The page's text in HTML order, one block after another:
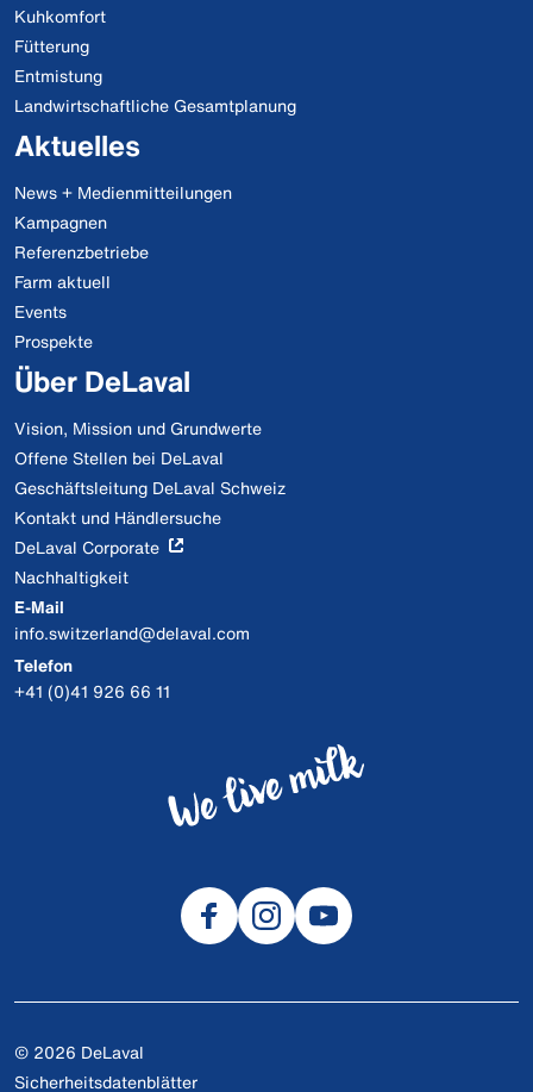
Kuhkomfort
Fütterung
Entmistung
Landwirtschaftliche Gesamtplanung
Aktuelles
News + Medienmitteilungen
Kampagnen
Referenzbetriebe
Farm aktuell
Events
Prospekte
Über DeLaval
Vision, Mission und Grundwerte
Offene Stellen bei DeLaval
Geschäftsleitung DeLaval Schweiz
Kontakt und Händlersuche
DeLaval Corporate
Nachhaltigkeit
E-Mail
info.switzerland@delaval.com
Telefon
+41 (0)41 926 66 11
© 2026 DeLaval
Sicherheitsdatenblätter